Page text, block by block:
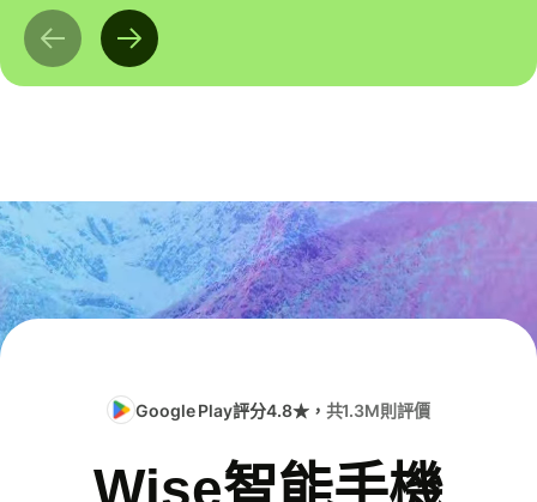
Google Play評分4.8★， 共1.3M則評價
Wise智能手機